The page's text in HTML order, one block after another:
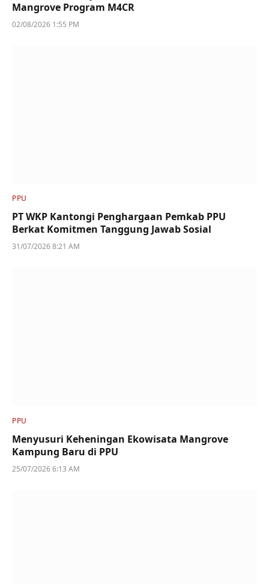
Mangrove Program M4CR
02/08/2026 1:55 PM
PPU
PT WKP Kantongi Penghargaan Pemkab PPU
Berkat Komitmen Tanggung Jawab Sosial
31/07/2026 8:21 AM
PPU
Menyusuri Keheningan Ekowisata Mangrove
Kampung Baru di PPU
25/07/2026 6:13 AM